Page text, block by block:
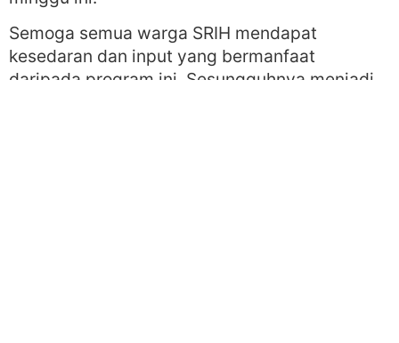
Semoga semua warga SRIH mendapat
kesedaran dan input yang bermanfaat
daripada program ini. Sesungguhnya menjadi